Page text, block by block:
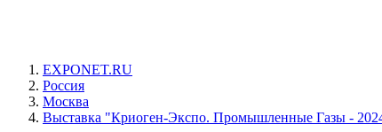
EXPONET.RU
Россия
Москва
Выставка "Криоген-Экспо. Промышленные Газы -